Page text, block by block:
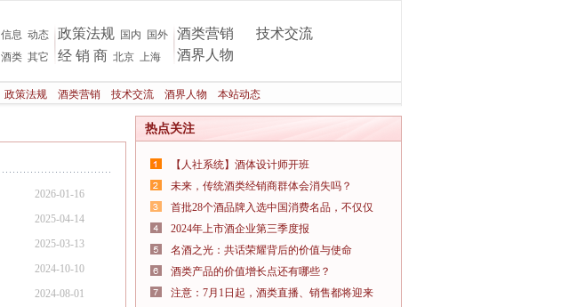
信息 动态
酒类 其它
政策法规 国内 国外
经 销 商 北京 上海
酒类营销
酒界人物
技术交流
政策法规 酒类营销 技术交流 酒界人物 本站动态
2026-01-16
2025-04-14
2025-03-13
2024-10-10
2024-08-01
热点关注
【人社系统】酒体设计师开班
未来，传统酒类经销商群体会消失吗？
首批28个酒品牌入选中国消费名品，不仅仅
2024年上市酒企业第三季度报
名酒之光：共话荣耀背后的价值与使命
酒类产品的价值增长点还有哪些？
注意：7月1日起，酒类直播、销售都将迎来